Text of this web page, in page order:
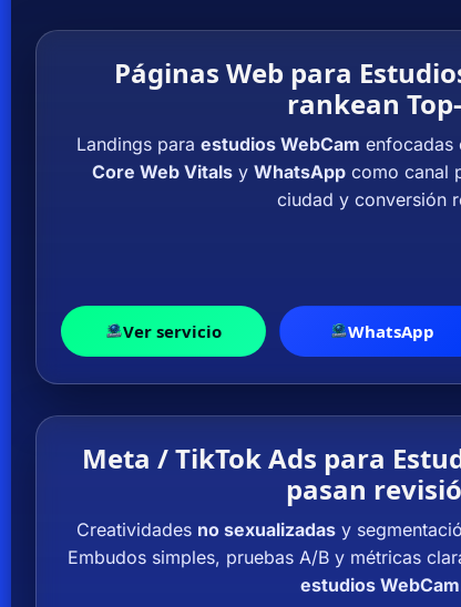
Páginas Web para
rankean
Landings para estudios WebCam enfocadas
Core Web Vitalsy WhatsAppcomo canal
ciudad y conversión
Ver servicio WhatsApp
Meta / TikTok Ads para
pasan
Creatividades no sexualizadasy
Embudos simples, pruebas A/B y métricas
estudios WebCam